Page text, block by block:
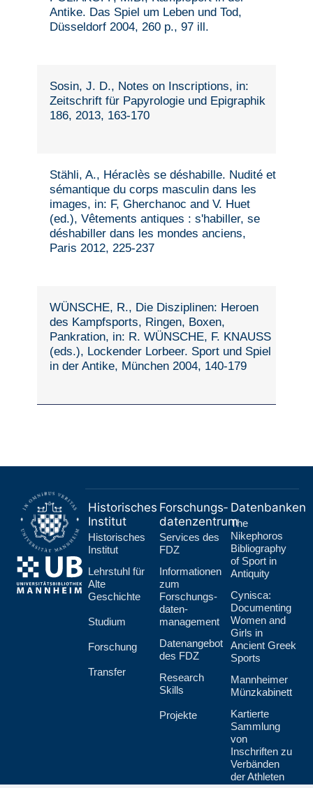
Antike. Das Spiel um Leben und Tod,
Düsseldorf 2004, 260 p., 97 ill.
Sosin, J. D., Notes on Inscriptions, in:
Zeitschrift für Papyrologie und Epigraphik
186, 2013, 163-170
Stähli, A., Héraclès se déshabille. Nudité et
sémantique du corps masculin dans les
images, in: F, Gherchanoc and V. Huet
(ed.), Vêtements antiques : s'habiller, se
déshabiller dans les mondes anciens,
Paris 2012, 225-237
WÜNSCHE, R., Die Disziplinen: Heroen
des Kampfsports, Ringen, Boxen,
Pankration, in: R. WÜNSCHE, F. KNAUSS
(eds.), Lockender Lorbeer. Sport und Spiel
in der Antike, München 2004, 140-179
Historisches
Institut
Historisches
Institut
Lehr­stuhl für
Alte
Geschichte
Studium
Forschung
Transfer
Forschungs­
datenzentrum
Services des
FDZ
Informationen
zum
Forschungs­
daten­
management
Datenangebot
des FDZ
Research
Skills
Projekte
Datenbanken
The
Nikephoros
Bibliography
of Sport in
Antiquity
Cynisca:
Documenting
Women and
Girls in
Ancient Greek
Sports
Mannheimer
Münzkabinett
Kartierte
Sammlung
von
Inschriften zu
Verbänden
der Athleten